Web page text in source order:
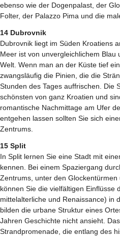
ebenso wie der Dogenpalast, der
Folter, der Palazzo Pima und die
14 Dubrovnik
Dubrovnik liegt im Süden Kroatiens
Meer ist von unvergleichlichem
Welt. Wenn man an der Küste tief
zwangsläufig die Pinien, die die
Stunden des Tages auffrischen. Die
schönsten von ganz Kroatien und
romantische Nachmittage am Ufer
entgehen lassen sollten Sie sich
Zentrums.
15 Split
In Split lernen Sie eine Stadt mit
kennen. Bei einem Spaziergang
Zentrums, unter den Glockentürmen
können Sie die vielfältigen Einflüsse
mittelalterliche und Renaissance) in
bilden die urbane Struktur eines
Jahren Geschichte nicht ansieht.
Strandpromenade, die entlang des